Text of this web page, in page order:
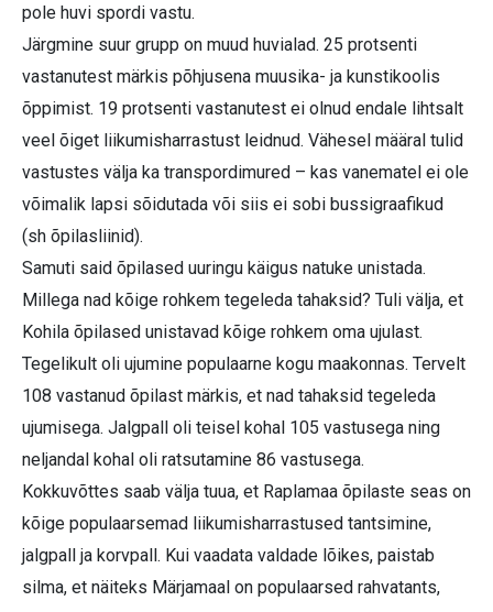
pole huvi spordi vastu.
Järgmine suur grupp on muud huvialad. 25 protsenti
vastanutest märkis põhjusena muusika- ja kunstikoolis
õppimist. 19 protsenti vastanutest ei olnud endale lihtsalt
veel õiget liikumisharrastust leidnud. Vähesel määral tulid
vastustes välja ka transpordimured – kas vanematel ei ole
võimalik lapsi sõidutada või siis ei sobi bussigraafikud
(sh õpilasliinid).
Samuti said õpilased uuringu käigus natuke unistada.
Millega nad kõige rohkem tegeleda tahaksid? Tuli välja, et
Kohila õpilased unistavad kõige rohkem oma ujulast.
Tegelikult oli ujumine populaarne kogu maakonnas. Tervelt
108 vastanud õpilast märkis, et nad tahaksid tegeleda
ujumisega. Jalgpall oli teisel kohal 105 vastusega ning
neljandal kohal oli ratsutamine 86 vastusega.
Kokkuvõttes saab välja tuua, et Raplamaa õpilaste seas on
kõige populaarsemad liikumisharrastused tantsimine,
jalgpall ja korvpall. Kui vaadata valdade lõikes, paistab
silma, et näiteks Märjamaal on populaarsed rahvatants,